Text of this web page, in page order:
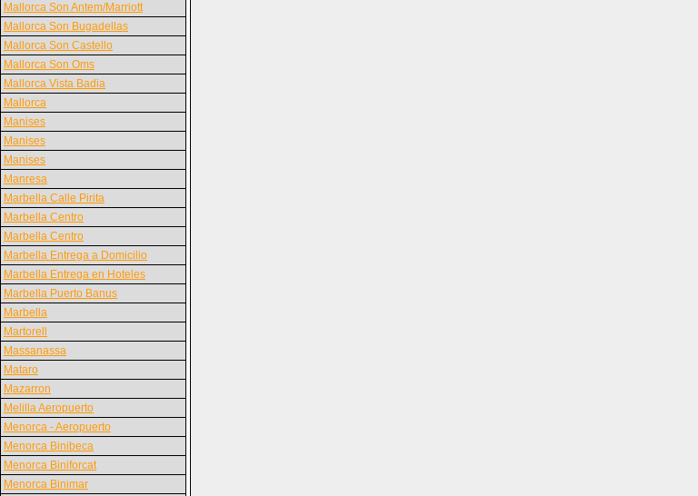
Mallorca Son Antem/Marriott
Mallorca Son Bugadellas
Mallorca Son Castello
Mallorca Son Oms
Mallorca Vista Badia
Mallorca
Manises
Manises
Manises
Manresa
Marbella Calle Pirita
Marbella Centro
Marbella Centro
Marbella Entrega a Domicilio
Marbella Entrega en Hoteles
Marbella Puerto Banus
Marbella
Martorell
Massanassa
Mataro
Mazarron
Melilla Aeropuerto
Menorca - Aeropuerto
Menorca Binibeca
Menorca Biniforcat
Menorca Binimar